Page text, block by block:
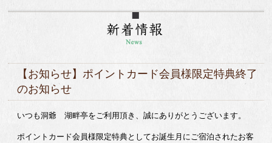
【お知らせ】ポイントカード会員様限定特典終了
のお知らせ
いつも洞爺 湖畔亭をご利用頂き、誠にありがとうございます。
ポイントカード会員様限定特典としてお誕生月にご宿泊されたお客